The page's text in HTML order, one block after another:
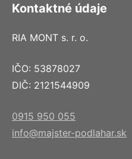
Kontaktné údaje
RIA MONT s. r. o.
IČO: 53878027
DIČ: 2121544909
0915 950 055
info@majster-podlahar.sk